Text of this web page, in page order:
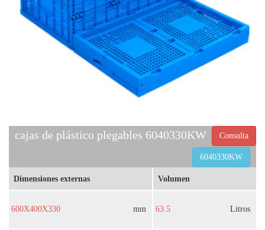
cajas de plástico plegables 6040330KW Consulta
6040330KW
Dimensiones externas
600X400X330 mm
Volumen
63.5 Litros